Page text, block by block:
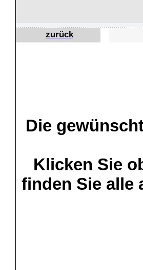
zurück
Die
Klicken Sie
finden Sie alle